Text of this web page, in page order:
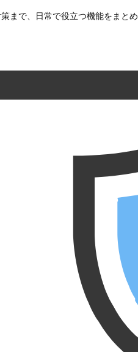
まで、日常で役立つ機能をまと